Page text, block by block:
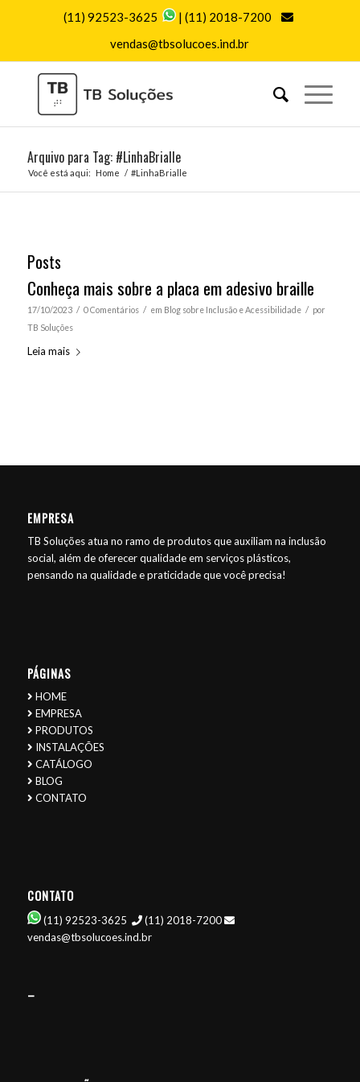
(11) 92523-3625 |(11) 2018-7200
vendas@tbsolucoes.ind.br
Arquivo para Tag: #LinhaBrialle
Você está aqui: Home / #LinhaBrialle
Posts
Conheça mais sobre a placa em adesivo braille
17/10/2023 / 0 Comentários / em Blog sobre Inclusão e Acessibilidade / por
TB Soluções
Leia mais
EMPRESA
TB Soluções atua no ramo de produtos que auxiliam na inclusão
social, além de oferecer qualidade em serviços plásticos,
pensando na qualidade e praticidade que você precisa!
PÁGINAS
HOME
EMPRESA
PRODUTOS
INSTALAÇÕES
CATÁLOGO
BLOG
CONTATO
CONTATO
(11) 92523-3625
(11) 2018-7200
vendas@tbsolucoes.ind.br
–